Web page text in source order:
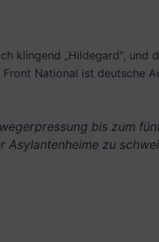
klingend „Hildegard“, und
National ist deutsche
bis zum
zu